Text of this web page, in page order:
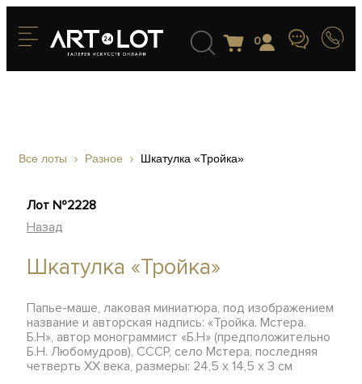
0
Все лоты Разное Шкатулка «Тройка»
Лот №2228
Назад
Шкатулка «Тройка»
Папье-маше, лаковая миниатюра, под изображением
название и авторская надпись: «Тройка. Мстера.
Б.Н», автор монограммист «Б.Н» (предположительно
Б.Н. Любомудров), СССР, село Мстера, последняя
четверть ХХ века, размеры: 24,5 х 14,5 х 3 см